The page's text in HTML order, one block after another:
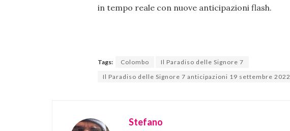
in tempo reale con nuove anticipazioni flash.
Tags: Colombo
Il Paradiso delle Signore 7
Il Paradiso delle Signore 7 anticipazioni 19 settembre 2022
Stefano